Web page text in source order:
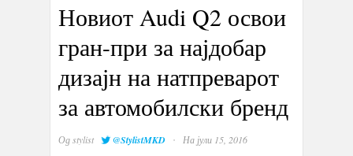
Новиот Audi Q2 освои
гран-при за најдобар
дизајн на натпреварот
за автомобилски бренд
Одstylist @StylistMKD · На јули 15, 2016